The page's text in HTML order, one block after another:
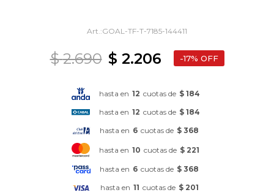
GOAL-TF-T-7185-144411
$ 2.206
$ 2.690 17
hasta en 12 cuotas de $ 184
hasta en 12 cuotas de $ 184
hasta en 6 cuotas de $ 368
hasta en 10 cuotas de $ 221
hasta en 6 cuotas de $ 368
hasta en 11 cuotas de $ 201